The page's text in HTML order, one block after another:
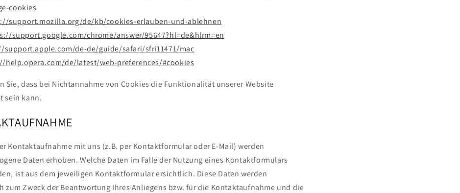
cookies
support.mozilla.org/de/kb/cookies-erlauben-und-ablehnen
support.google.com/chrome/answer/95647?hl=de&hlrm=en
support.apple.com/de-de/guide/safari/sfri11471/mac
help.opera.com/de/latest/web-preferences/#cookies
Sie, dass bei Nichtannahme von Cookies die Funktionalität unserer Website
sein kann.
Kontaktaufnahme mit uns (z.B. per Kontaktformular oder E-Mail) werden
Daten erhoben. Welche Daten im Falle der Nutzung eines Kontaktformulars
ist aus dem jeweiligen Kontaktformular ersichtlich. Diese Daten werden
zum Zweck der Beantwortung Ihres Anliegens bzw. für die Kontaktaufnahme und die